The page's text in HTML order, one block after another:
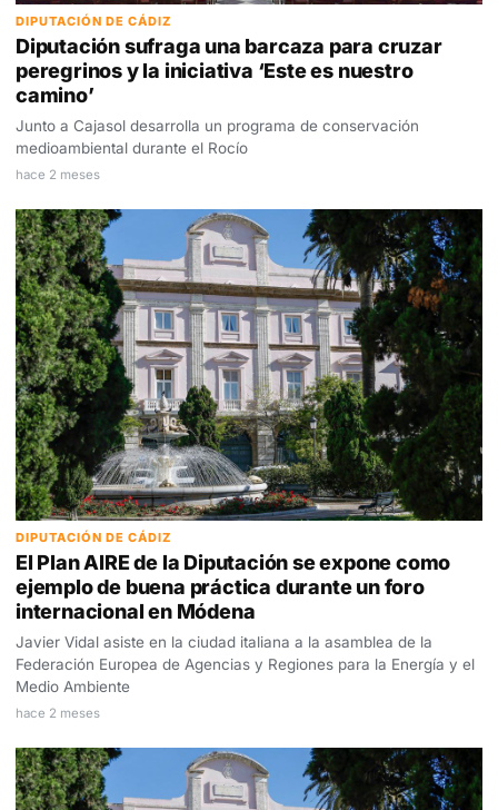
DIPUTACIÓN DE CÁDIZ
Diputación sufraga una barcaza para cruzar
peregrinos y la iniciativa ‘Este es nuestro
camino’
Junto a Cajasol desarrolla un programa de conservación
medioambiental durante el Rocío
hace 2 meses
DIPUTACIÓN DE CÁDIZ
El Plan AIRE de la Diputación se expone como
ejemplo de buena práctica durante un foro
internacional en Módena
Javier Vidal asiste en la ciudad italiana a la asamblea de la
Federación Europea de Agencias y Regiones para la Energía y el
Medio Ambiente
hace 2 meses